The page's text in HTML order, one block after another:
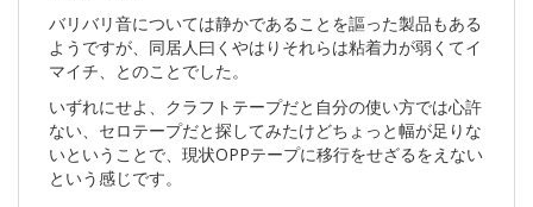
バリバリ音については静かであることを謳った製品もある
ようですが、同居人曰くやはりそれらは粘着力が弱くてイ
マイチ、とのことでした。
いずれにせよ、クラフトテープだと自分の使い方では心許
ない、セロテープだと探してみたけどちょっと幅が足りな
いということで、現状OPPテープに移行をせざるをえない
という感じです。